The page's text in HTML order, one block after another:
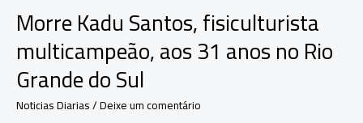
Morre Kadu Santos, fisiculturista
multicampeão, aos 31 anos no Rio
Grande do Sul
Noticias Diarias/Deixe um comentário